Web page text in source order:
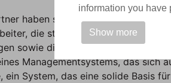
information you have
Show more
haben sich im Laufe der Zeit
die ständigen Investitionen
sowie die Erweiterung der
Managementsystems, das sich
ein System, das eine solide Basis